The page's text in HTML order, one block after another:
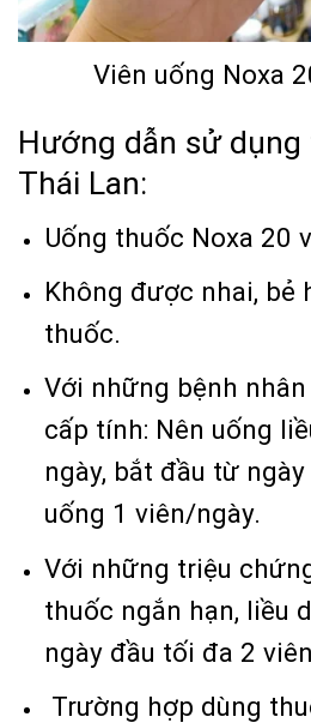
Viên uống Noxa
Hướng dẫn sử
Thái Lan:
Uống thuốc Noxa 20
Không được nhai, bẻ
thuốc.
Với những bệnh
cấp tính: Nên uống
ngày, bắt đầu từ
uống 1 viên/ngày.
Với những triệu
thuốc ngắn hạn, liều
ngày đầu tối đa 2
Trường hợp dùng